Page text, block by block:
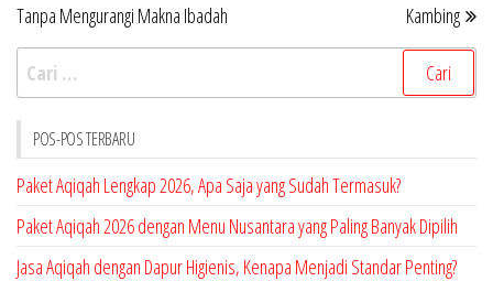
Tanpa Mengurangi Makna Ibadah
Kambing
Cari
untuk:
POS-POS TERBARU
Paket Aqiqah Lengkap 2026, Apa Saja yang Sudah Termasuk?
Paket Aqiqah 2026 dengan Menu Nusantara yang Paling Banyak Dipilih
Jasa Aqiqah dengan Dapur Higienis, Kenapa Menjadi Standar Penting?